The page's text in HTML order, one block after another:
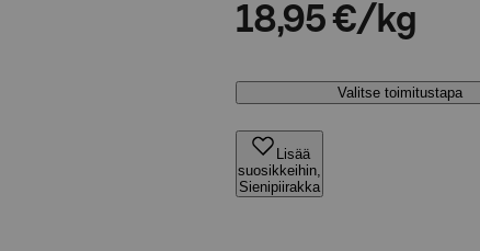
18,95 €/kg
Valitse toimitustapa
Lisää
suosikkeihin,
Sienipiirakka